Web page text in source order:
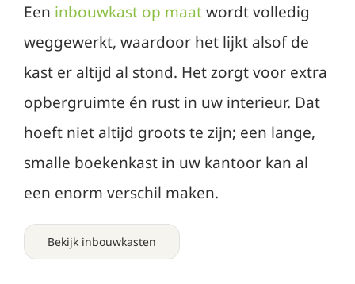
Een inbouwkast op maatwordt volledig
weggewerkt, waardoor het lijkt alsof de
kast er altijd al stond. Het zorgt voor extra
opbergruimte én rust in uw interieur. Dat
hoeft niet altijd groots te zijn; een lange,
smalle boekenkast in uw kantoor kan al
een enorm verschil maken.
Bekijk inbouwkasten